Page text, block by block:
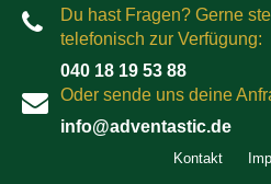
Du hast Fragen? Gerne
telefonisch zur Verfügung:
040 18 19 53 88
Oder sende uns deine
info@adventastic.de
Kontakt